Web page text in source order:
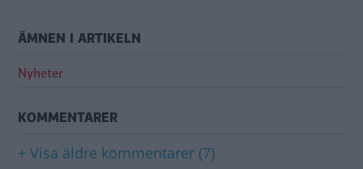
ÄMNEN I ARTIKELN
Nyheter
KOMMENTARER
+ Visa äldre kommentarer (7)